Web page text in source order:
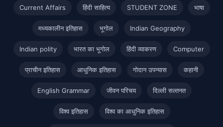
Current Affairs हिंदी साहित्य STUDENT ZONE भाषा
मध्यकालीन इतिहास भूगोल Indian Geography
Indian polity भारत का भूगोल हिंदी व्याकरण Computer
प्राचीन इतिहास आधुनिक इतिहास गोदान उपन्यास कहानी
English Grammar जीवन परिचय दिल्ली सल्तनत
विश्व इतिहास विश्व का आधुनिक इतिहास